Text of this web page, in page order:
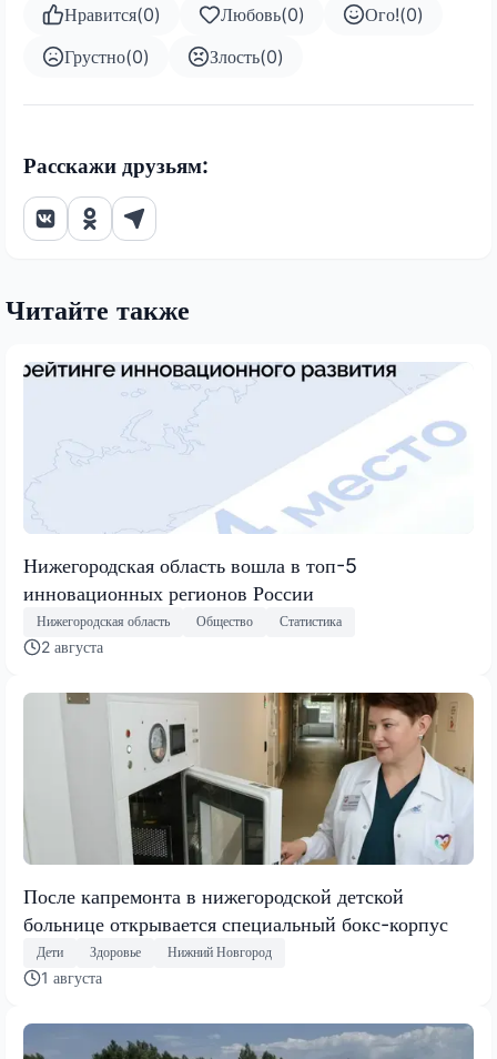
Нравится(0) Любовь(0) Ого!(0)
Грустно(0) Злость(0)
Расскажи друзьям:
Читайте также
Нижегородская область вошла в топ-5
инновационных регионов России
Нижегородская область Общество Статистика
2 августа
После капремонта в нижегородской детской
больнице открывается специальный бокс-корпус
Дети Здоровье Нижний Новгород
1 августа